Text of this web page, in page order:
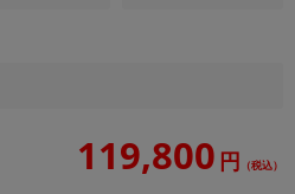
119,800 円 （税込）